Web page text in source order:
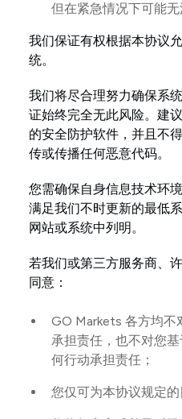
但在紧急情况下可能无
我们保证有权根据本协议
统。
我们将尽合理努力确保系
证始终完全无此风险。建
的安全防护软件，并且不
传或传播任何恶意代码。
您需确保自身信息技术环
满足我们不时更新的最低
网站或系统中列明。
若我们或第三方服务商、
同意：
GO Markets 各方均不
承担责任，也不对您
何行动承担责任；
您仅可为本协议规定的